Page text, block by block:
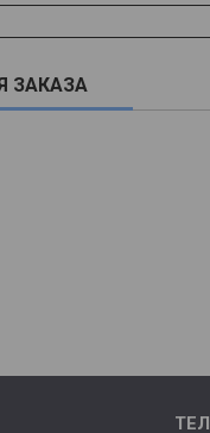
ЗАКАЗА